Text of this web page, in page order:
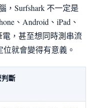
，Surfshark 不一定是
、Android、iPad、
電，甚至想同時測串流
位就會變得有意義。
斷